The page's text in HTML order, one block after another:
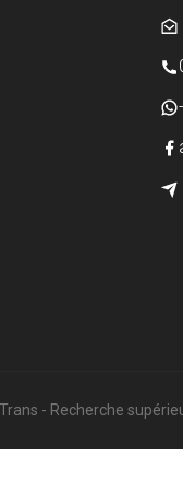
- Recherche